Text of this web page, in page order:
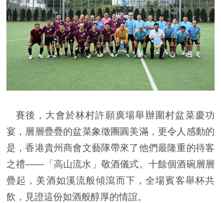
賽後，大會於林村許願廣場舉辦圍村盆菜慶功
宴，層層疊疊的盆菜象徵團圓美滿，更令人感動的
是，香港貴州商會文藝隊帶來了他們最隆重的待客
之禮——「高山流水」敬酒儀式。十餘個酒碗層層
疊起，美酒如溪流般傾瀉而下，全場賓客舉杯共
飲，見證這份如酒般醇厚的情誼。